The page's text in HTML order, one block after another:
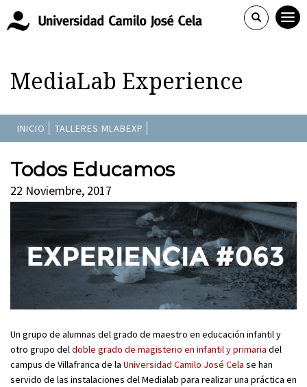
MediaLab Experience
INICIO TALLERES MLABEXP
Todos Educamos
22 Noviembre, 2017
Un grupo de alumnas del grado de maestro en educación infantil y
otro grupo del doble grado de magisterio en infantil y primaria del
campus de Villafranca de la Universidad Camilo José Cela se han
servido de las instalaciones del Medialab para realizar una práctica en